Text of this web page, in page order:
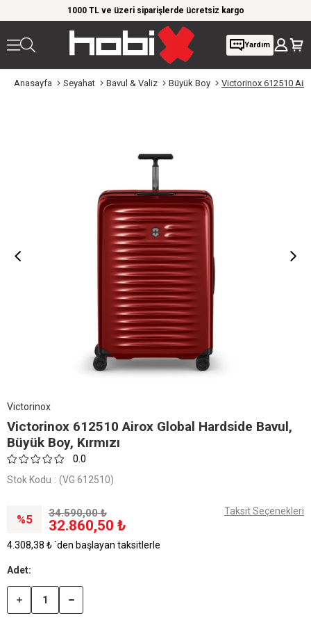
1000 TL ve üzeri siparişlerde ücretsiz kargo
Yardım
Anasayfa Seyahat Bavul & Valiz Büyük Boy
Victorinox
Victorinox 612510 Airox Global Hardside Bavul,
Büyük Boy, Kırmızı
0.0
Stok Kodu (VG 612510)
5 34.590,00 ₺
32.860,50 ₺
Taksit Seçenekleri
4.308,38 ₺`den başlayan taksitlerle